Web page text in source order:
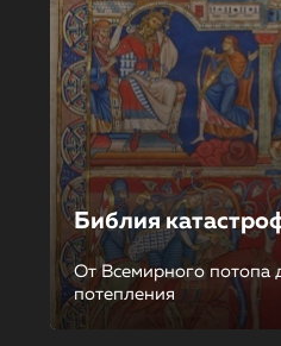
Библия
От Всемирного потопа
потепления